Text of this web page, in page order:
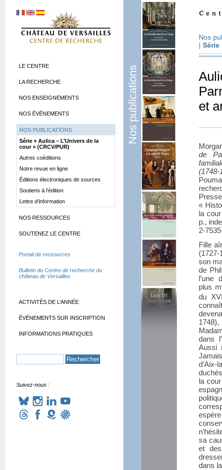
Nos publications
Nos
| Série
et
de
(1748-
«
la cour
p.,
2-
Fille
son
de
l’une
plus
du
dans
Aussi
la
sa
et
dans
LE CENTRE
LA RECHERCHE
NOS ENSEIGNEMENTS
NOS ÉVÉNEMENTS
NOS PUBLICATIONS
Série « Aulica – L’Univers de la
cour » (CRCV/PUR)
Autres coéditions
Notre revue en ligne
Éditions électroniques de sources
Soutiens à l’édition
Lettre d’information
NOS RESSOURCES
SOUTENEZ LE CENTRE
Portail de ressources
Bulletin du Centre de recherche du
château de Versailles
ACTIVITÉS DE L’ANNÉE
ÉVÉNEMENTS SUR INSCRIPTION
INFORMATIONS PRATIQUES
Suivez-nous :